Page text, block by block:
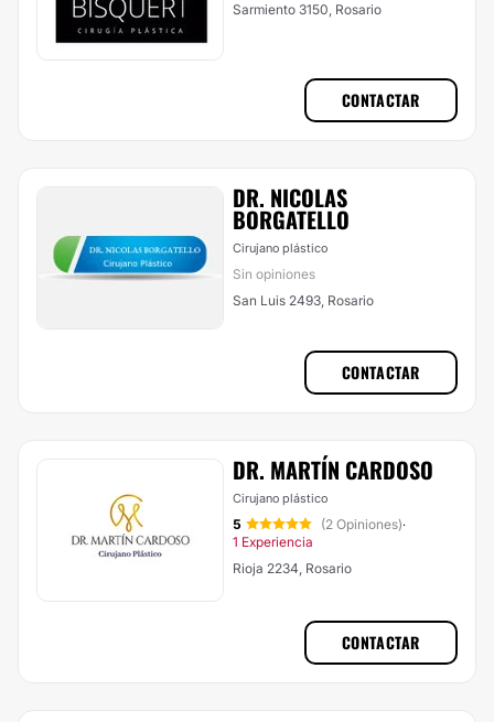
Sarmiento 3150, Rosario
CONTACTAR
DR. NICOLAS
BORGATELLO
Cirujano plástico
Sin opiniones
San Luis 2493, Rosario
CONTACTAR
DR. MARTÍN CARDOSO
Cirujano plástico
5 (2 Opiniones)·
1 Experiencia
Rioja 2234, Rosario
CONTACTAR